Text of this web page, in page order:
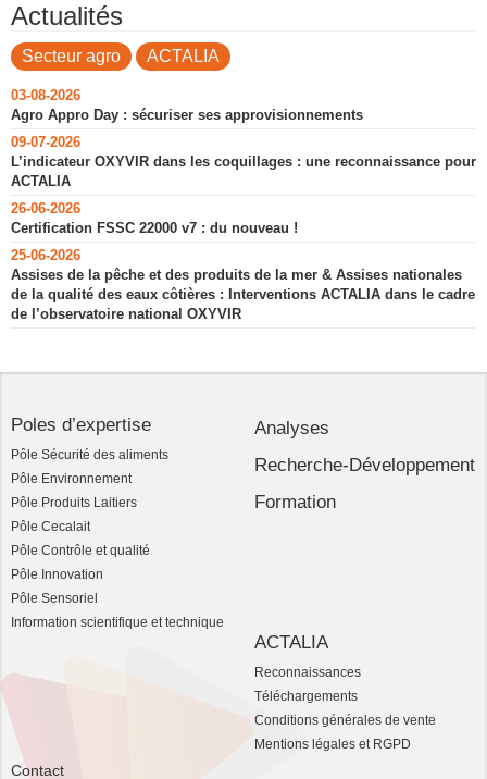
Actualités
Secteur agro ACTALIA
03-08-2026
Agro Appro Day : sécuriser ses approvisionnements
09-07-2026
L’indicateur OXYVIR dans les coquillages : une reconnaissance pour
ACTALIA
26-06-2026
Certification FSSC 22000 v7 : du nouveau !
25-06-2026
Assises de la pêche et des produits de la mer & Assises nationales
de la qualité des eaux côtières : Interventions ACTALIA dans le cadre
de l’observatoire national OXYVIR
Poles d’expertise
Pôle Sécurité des aliments
Pôle Environnement
Pôle Produits Laitiers
Pôle Cecalait
Pôle Contrôle et qualité
Pôle Innovation
Pôle Sensoriel
Information scientifique et technique
Analyses
Recherche-Développement
Formation
ACTALIA
Reconnaissances
Téléchargements
Conditions générales de vente
Mentions légales et RGPD
Contact